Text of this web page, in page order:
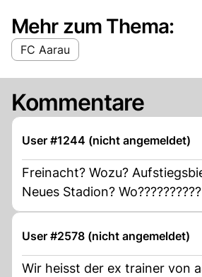
Mehr zum Thema:
FC Aarau
Kommentare
User #1244 (nicht angemeldet)
Freinacht? Wozu?
Neues Stadion? Wo??????????
User #2578 (nicht angemeldet)
Wir heisst der ex trainer von